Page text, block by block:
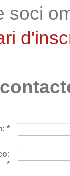
soci
*
*